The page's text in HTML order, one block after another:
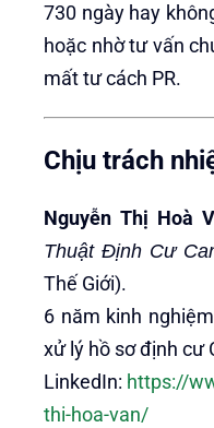
730 ngày hay
hoặc nhờ tư vấn
mất tư cách PR.
Chịu trách
Nguyễn Thị Hoà
Thuật Định Cư
Thế Giới).
6 năm kinh
xử lý hồ sơ định cư
LinkedIn: https://
thi-hoa-van/